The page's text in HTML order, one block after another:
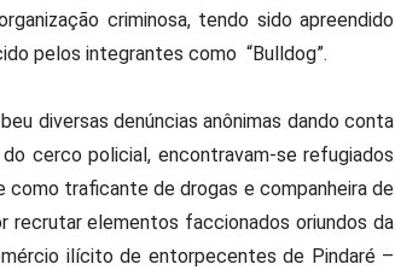
criminosa, tendo sido apreendido
pelos integrantes como “Bulldog”.
diversas denúncias anônimas dando conta
cerco policial, encontravam-se refugiados
como traficante de drogas e companheira de
recrutar elementos faccionados oriundos da
ilícito de entorpecentes de Pindaré –